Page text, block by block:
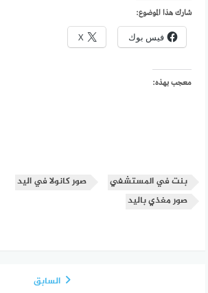
شارك هذا الموضوع:
فيس بوك X
معجب بهذه:
بنت في المستشفي
صور كانولا في اليد
صور مغذي باليد
السابق